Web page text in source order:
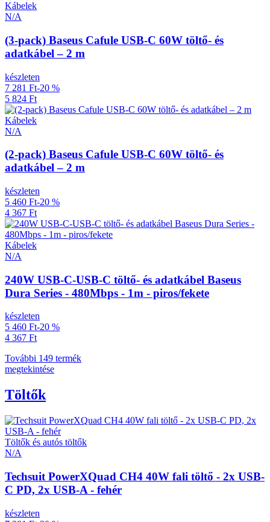
Kábelek
N/A
(3-pack) Baseus Cafule USB-C 60W töltő- és
adatkábel – 2 m
készleten
7 281 Ft-20 %
5 824 Ft
Kábelek
N/A
(2-pack) Baseus Cafule USB-C 60W töltő- és
adatkábel – 2 m
készleten
5 460 Ft-20 %
4 367 Ft
Kábelek
N/A
240W USB-C-USB-C töltő- és adatkábel Baseus
Dura Series - 480Mbps - 1m - piros/fekete
készleten
5 460 Ft-20 %
4 367 Ft
További 149 termék
megtekintése
Töltők
Töltők és autós töltők
N/A
Techsuit PowerXQuad CH4 40W fali töltő - 2x USB-
C PD, 2x USB-A - fehér
készleten